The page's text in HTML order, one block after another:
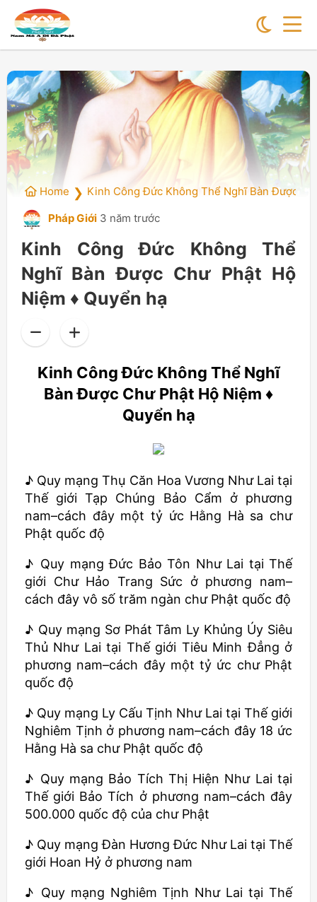
Home ❯ Kinh Công Đức Không Thể Nghĩ Bàn Được
Pháp Giới 3 năm trước
Kinh Công Đức Không Thể
Nghĩ Bàn Được Chư Phật Hộ
Niệm ♦ Quyển hạ
Kinh Công Đức Không Thể Nghĩ
Bàn Được Chư Phật Hộ Niệm ♦
Quyển hạ
♪ Quy mạng Thụ Căn Hoa Vương Như Lai tại
Thế giới Tạp Chúng Bảo Cẩm ở phương
nam–cách đây một tỷ ức Hằng Hà sa chư
Phật quốc độ
♪ Quy mạng Đức Bảo Tôn Như Lai tại Thế
giới Chư Hảo Trang Sức ở phương nam–
cách đây vô số trăm ngàn chư Phật quốc độ
♪ Quy mạng Sơ Phát Tâm Ly Khủng Úy Siêu
Thủ Như Lai tại Thế giới Tiêu Minh Đẳng ở
phương nam–cách đây một tỷ ức chư Phật
quốc độ
♪ Quy mạng Ly Cấu Tịnh Như Lai tại Thế giới
Nghiêm Tịnh ở phương nam–cách đây 18 ức
Hằng Hà sa chư Phật quốc độ
♪ Quy mạng Bảo Tích Thị Hiện Như Lai tại
Thế giới Bảo Tích ở phương nam–cách đây
500.000 quốc độ của chư Phật
♪ Quy mạng Đàn Hương Đức Như Lai tại Thế
giới Hoan Hỷ ở phương nam
♪ Quy mạng Nghiêm Tịnh Như Lai tại Thế